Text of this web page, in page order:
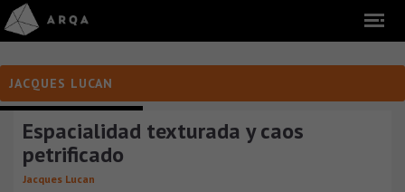
JACQUES LUCAN
COLABORACIÓN Y OPINIÓN
Espacialidad texturada y caos
petrificado
Jacques Lucan